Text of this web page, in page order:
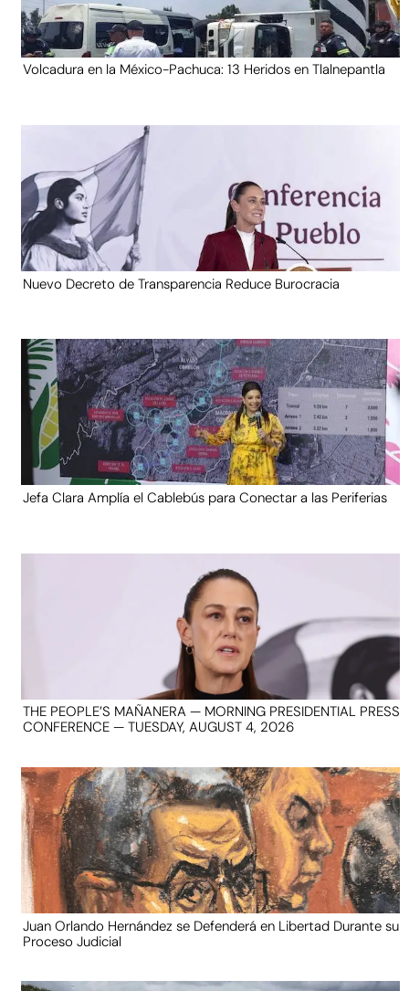
Volcadura en la México-Pachuca: 13 Heridos en Tlalnepantla
Nuevo Decreto de Transparencia Reduce Burocracia
Jefa Clara Amplía el Cablebús para Conectar a las Periferias
THE PEOPLE’S MAÑANERA — MORNING PRESIDENTIAL PRESS
CONFERENCE — TUESDAY, AUGUST 4, 2026
Juan Orlando Hernández se Defenderá en Libertad Durante su
Proceso Judicial